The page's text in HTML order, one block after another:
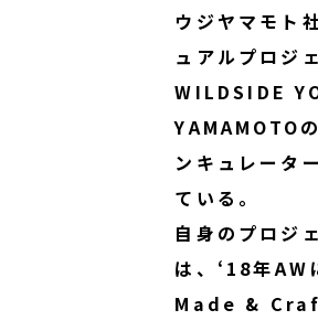
ウジヤマモト
ュアルプロジ
WILDSIDE
YAMAMOTO
ンキュレータ
ている。
自身のプロジ
は、‘18年
Made &